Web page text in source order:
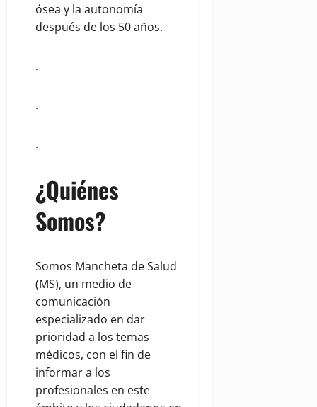
ósea y la autonomía
después de los 50 años.
.
.
.
¿Quiénes
Somos?
Somos Mancheta de Salud
(MS), un medio de
comunicación
especializado en dar
prioridad a los temas
médicos, con el fin de
informar a los
profesionales en este